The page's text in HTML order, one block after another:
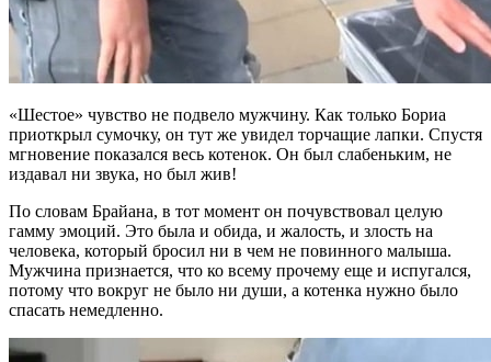
«Шестое» чувство не подвело мужчину. Как только Бориа
приоткрыл сумочку, он тут же увидел торчащие лапки. Спустя
мгновение показался весь котенок. Он был слабеньким, не
издавал ни звука, но был жив!
По словам Брайана, в тот момент он почувствовал целую
гамму эмоций. Это была и обида, и жалость, и злость на
человека, который бросил ни в чем не повинного малыша.
Мужчина признается, что ко всему прочему еще и испугался,
потому что вокруг не было ни души, а котенка нужно было
спасать немедленно.